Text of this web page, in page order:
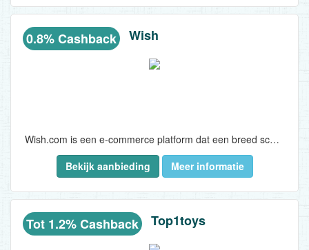
0.8% Cashback Wish
Wish.com is een e-commerce platform dat een breed scala aan betaalbare producten aanbiedt, waaronder elektronica, mode, huishoudelijke artikelen en accessoires. Het verbindt shoppers rechtstreeks met verkopers, wat aanzienlijke besparingen mogelijk maakt. Wish staat bekend om zijn gebruiksvriendelijke interface en gepersonaliseerde winkelervaring, waardoor het gemakkelijk is om nieuwe items te ontdekken en van geweldige deals te genieten. Met miljoenen gebruikers wereldwijd, streeft Wish ernaar om een handige en plezierige online winkelervaring te bieden...
Bekijk aanbieding
Meer informatie
Tot 1.2% Cashback Top1toys